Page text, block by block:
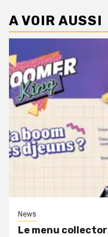
A VOIR AUSSI
News
Le menu